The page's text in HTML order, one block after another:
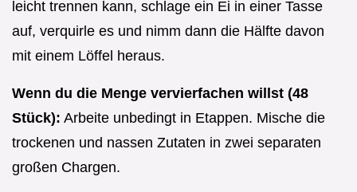
leicht trennen kann, schlage ein Ei in einer Tasse
auf, verquirle es und nimm dann die Hälfte davon
mit einem Löffel heraus.
Wenn du die Menge vervierfachen willst (48
Stück): Arbeite unbedingt in Etappen. Mische die
trockenen und nassen Zutaten in zwei separaten
großen Chargen.